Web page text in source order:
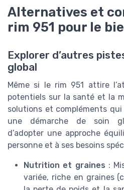
Alternatives et
rim 951 pour le
Explorer d’autres
global
Même si le rim 951 attire
potentiels sur la santé et la
solutions et compléments
une démarche de soin
d’adopter une approche
personne et à ses besoins
Nutrition et graines :
variée, riche en graines